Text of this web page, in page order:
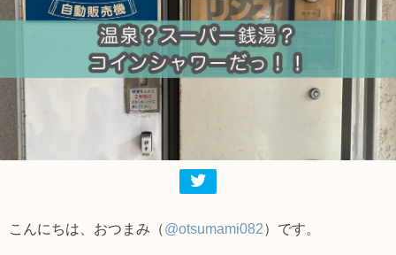
こんにちは、おつまみ（@otsumami082）です。